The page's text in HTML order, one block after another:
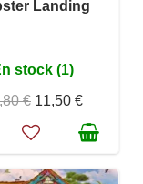
Landing
stock (1)
€ 11,50 €